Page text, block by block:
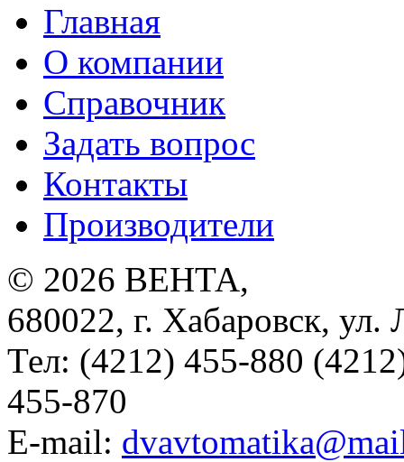
Главная
О компании
Справочник
Задать вопрос
Контакты
Производители
© 2026 ВЕНТА,
680022, г. Хабаровск, ул.
Тел: (4212) 455-880
455-870
E-mail: